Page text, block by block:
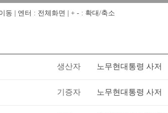
동 | 엔터 : 전체화면 | + - : 확대/축소
생산자 노무현대통령 사저
기증자 노무현대통령 사저